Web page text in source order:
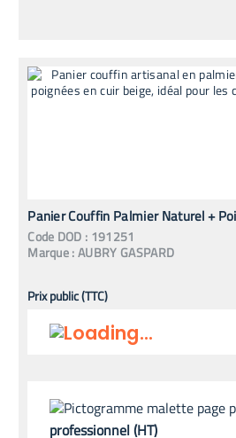
Panier Couffin Palmier Naturel +
Code DOD : 191251
Marque :AUBRY GASPARD
Prix public (TTC)
professionnel (HT)